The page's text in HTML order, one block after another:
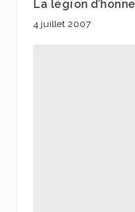
La légion
4 juillet 2007